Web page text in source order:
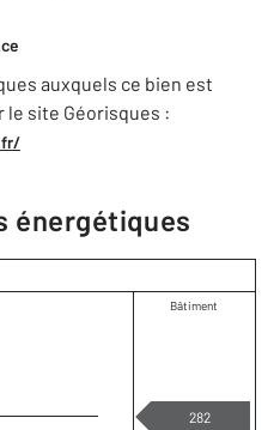
auxquels ce bien est
site Géorisques :
énergétiques
Bâtiment
282